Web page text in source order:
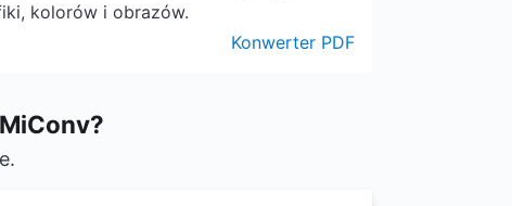
kolorów i obrazów.
Konwerter PDF